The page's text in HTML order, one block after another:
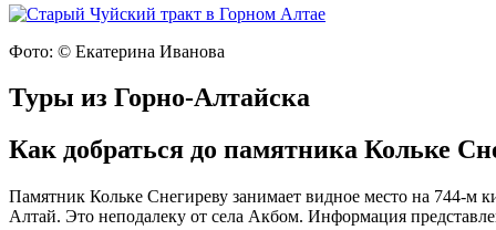
Фото: © Екатерина Иванова
Туры из Горно-Алтайска
Как добраться до памятника Кольке
Памятник Кольке Снегиреву занимает видное место на 744-м
Алтай. Это неподалеку от села Акбом. Информация